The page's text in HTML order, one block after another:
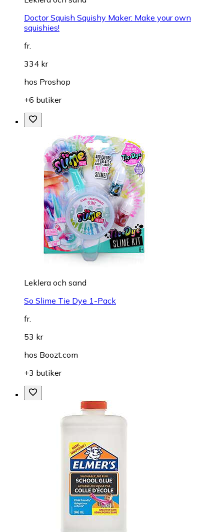
Doctor Squish Squishy Maker: Make your own
squishies!
fr.
334 kr
hos Proshop
+6 butiker
Leklera och sand
So Slime Tie Dye 1-Pack
fr.
53 kr
hos Boozt.com
+3 butiker